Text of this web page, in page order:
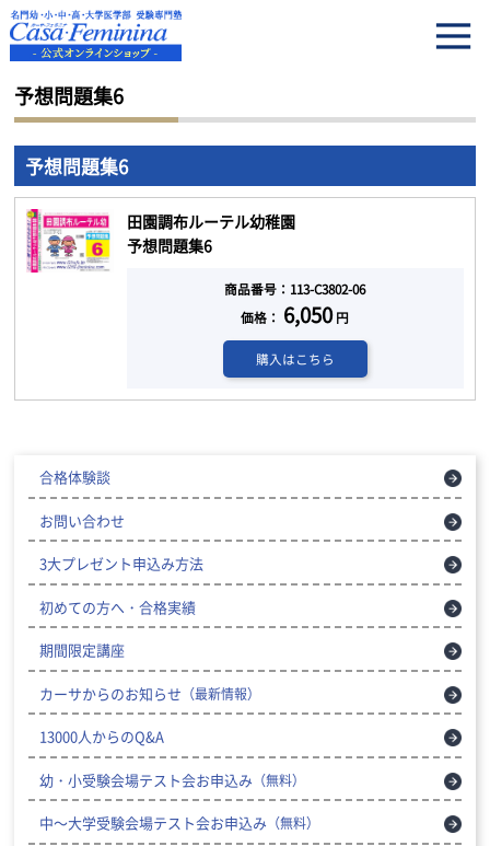
HOME 予想問題集6
予想問題集6
予想問題集6
田園調布ルーテル幼稚園
予想問題集6
商品番号：113-C3802-06
価格： 6,050円
購入はこちら
合格体験談
お問い合わせ
3大プレゼント申込み方法
初めての方へ・合格実績
期間限定講座
カーサからのお知らせ （最新情報）
13000人からのQ&A
幼・小受験会場テスト会お申込み （無料）
中～大学受験会場テスト会お申込み （無料）